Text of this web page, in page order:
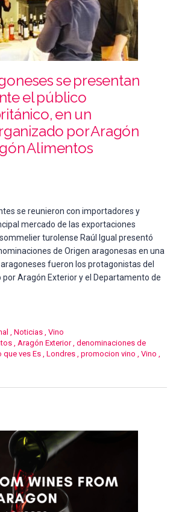
se presentan
el público
en un
por Aragón
Alimentos
se reunieron con importadores y
mercado de las exportaciones
turolense Raúl Igual presentó
de Origen aragonesas en una
fueron los protagonistas del
Aragón Exterior y el Departamento de
, Noticias , Vino
, Aragón Exterior, denominaciones de
que ves Es, Londres , promocion vino , Vino ,